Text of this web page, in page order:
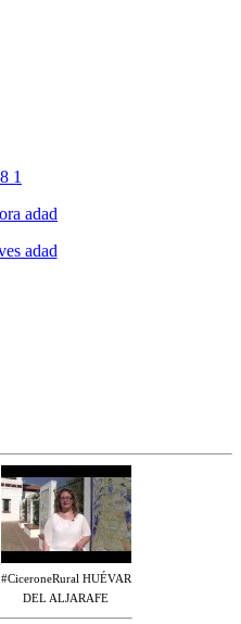
#CiceroneRural HUÉVAR
DEL ALJARAFE